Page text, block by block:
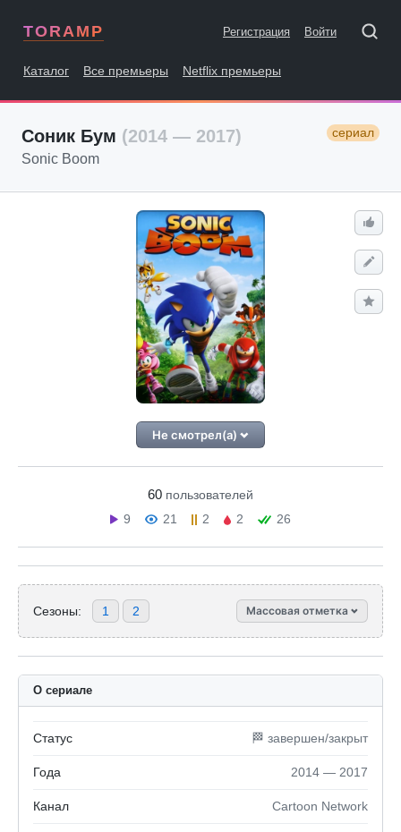
TORAMP Регистрация Войти
Каталог Все премьеры Netflix премьеры
Соник Бум (2014 — 2017) сериал
Sonic Boom
Не смотрел(а)
60 пользователей
9
21 2 2 26
Сезоны: 1 2 Массовая отметка
О сериале
Статус 🏁 завершен/закрыт
Года 2014 — 2017
Канал Cartoon Network